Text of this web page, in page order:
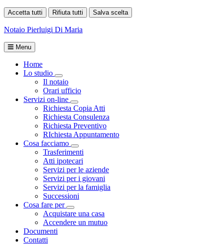
Accetta tutti Rifiuta tutti Salva scelta
Notaio Pierluigi Di Maria
Menu
Home
Lo studio
Toggle Dropdown
Il notaio
Orari ufficio
Servizi on-line
Toggle Dropdown
Richiesta Copia Atti
Richiesta Consulenza
Richiesta Preventivo
RIchiesta Appuntamento
Cosa facciamo
Toggle Dropdown
Trasferimenti
Atti ipotecari
Servizi per le aziende
Servizi per i giovani
Servizi per la famiglia
Successioni
Cosa fare per
Toggle Dropdown
Acquistare una casa
Accendere un mutuo
Documenti
Contatti